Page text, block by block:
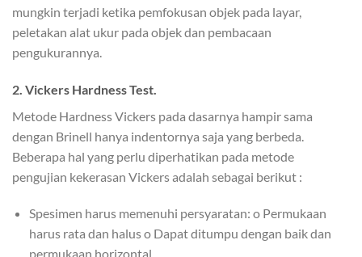
mungkin terjadi ketika pemfokusan objek pada layar,
peletakan alat ukur pada objek dan pembacaan
pengukurannya.
2. Vickers Hardness Test.
Metode Hardness Vickers pada dasarnya hampir sama
dengan Brinell hanya indentornya saja yang berbeda.
Beberapa hal yang perlu diperhatikan pada metode
pengujian kekerasan Vickers adalah sebagai berikut :
Spesimen harus memenuhi persyaratan: o Permukaan
harus rata dan halus o Dapat ditumpu dengan baik dan
permukaan horizontal